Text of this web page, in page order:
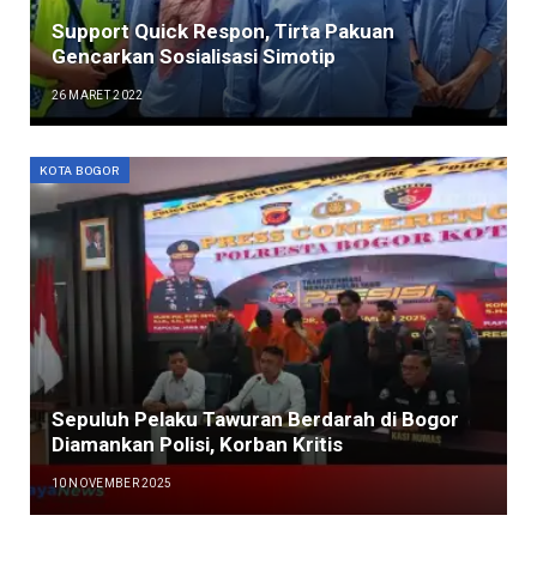
Support Quick Respon, Tirta Pakuan
Gencarkan Sosialisasi Simotip
26 MARET 2022
KOTA BOGOR
Sepuluh Pelaku Tawuran Berdarah di Bogor
Diamankan Polisi, Korban Kritis
10 NOVEMBER 2025